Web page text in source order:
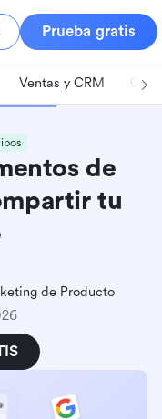
Prueba gratis
Ventas y CRM
de
tu
de Producto